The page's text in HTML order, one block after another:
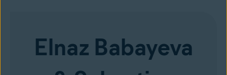
Elnaz Babayeva